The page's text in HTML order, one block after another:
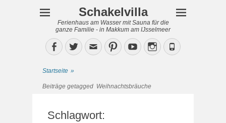
Schakelvilla
Ferienhaus am Wasser mit Sauna für die
ganze Familie - in Makkum am IJsselmeer
Facebook
TwitterEmailPinterestYouTubeInstagram
Phone
Startseite »
Beiträge getagged Weihnachtsbräuche
Schlagwort: